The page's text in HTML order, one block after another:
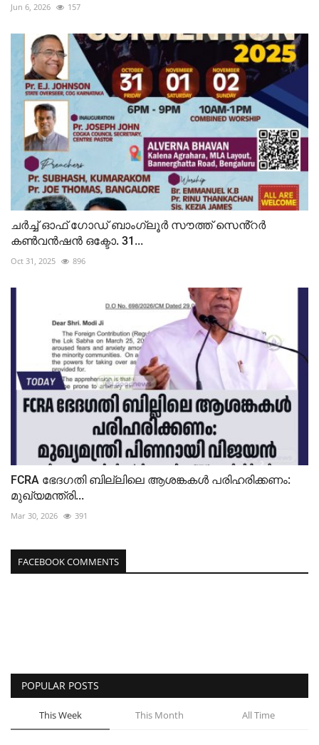
Jun 6, 2026 157
ചർച്ച് ഓഫ് ഗോഡ് ബാംഗ്ലൂർ സൗത്ത് സെൻ്റർ
കൺവൻഷൻ ഒക്ടോ. 31...
Oct 31, 2025 896
FCRA ഭേദഗതി ബില്ലിലെ ആശങ്കകൾ പരിഹരിക്കണം:
മുഖ്യമന്ത്രി...
Mar 30, 2026 391
FACEBOOK COMMENTS
POPULAR POSTS
This Week This Month All Time